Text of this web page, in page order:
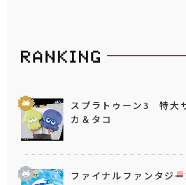
スプラトゥーン3 特大
カ＆タコ
ファイナルファンタ